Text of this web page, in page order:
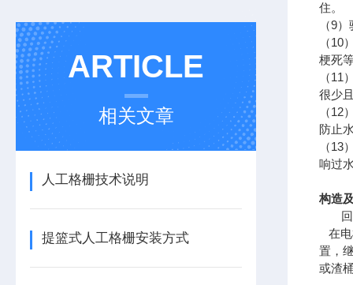
ARTICLE
相关文章
人工格栅技术说明
提篮式人工格栅安装方式
住。
（9
（
梗死
（
很少
（
防止
（
响过
构造
回转
在电
置，
或渣